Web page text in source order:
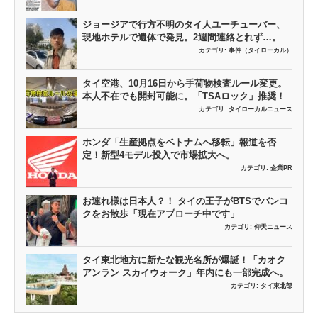
ジョージアで行方不明のタイ人ユーチューバー、
現地ホテルで遺体で発見。2週間連絡とれず…。
カテゴリ: 事件（タイローカル）
タイ空港、10月16日から手荷物検査ルール変更。
本人不在でも開封可能に。「TSAロック」推奨！
カテゴリ: タイローカルニュース
ホンダ「生産拠点をベトナムへ移転」報道を否
定！新型4モデル投入で市場拡大へ。
カテゴリ: 企業PR
お連れ様は日本人？！ タイの王子がBTSでバンコ
クをお散歩「現在アプローチ中です」
カテゴリ: 仰天ニュース
タイ東北地方に新たな観光名所が爆誕！「カオク
アンラン スカイウォーク」年内にも一部完成へ。
カテゴリ: タイ東北部